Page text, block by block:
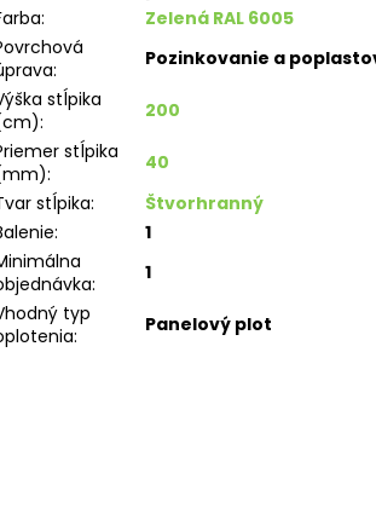
:
Zelená RAL 6005
:
Pozinkovanie a
stĺpika
:
200
stĺpika
:
40
stĺpika:
Štvorhranný
:
1
:
1
typ
: Panelový plot